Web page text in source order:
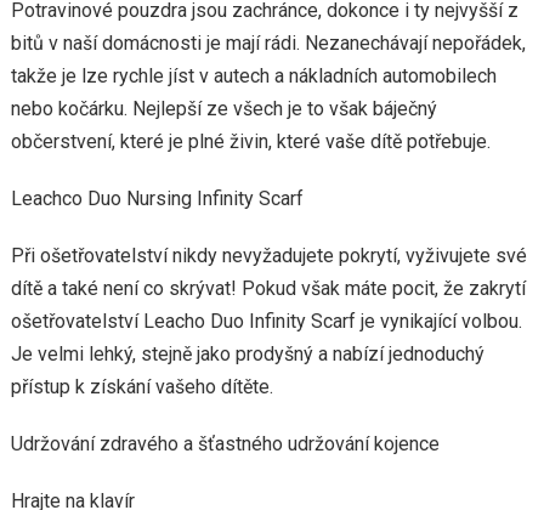
Potravinové pouzdra jsou zachránce, dokonce i ty nejvyšší z
bitů v naší domácnosti je mají rádi. Nezanechávají nepořádek,
takže je lze rychle jíst v autech a nákladních automobilech
nebo kočárku. Nejlepší ze všech je to však báječný
občerstvení, které je plné živin, které vaše dítě potřebuje.
Leachco Duo Nursing Infinity Scarf
Při ošetřovatelství nikdy nevyžadujete pokrytí, vyživujete své
dítě a také není co skrývat! Pokud však máte pocit, že zakrytí
ošetřovatelství Leacho Duo Infinity Scarf je vynikající volbou.
Je velmi lehký, stejně jako prodyšný a nabízí jednoduchý
přístup k získání vašeho dítěte.
Udržování zdravého a šťastného udržování kojence
Hrajte na klavír